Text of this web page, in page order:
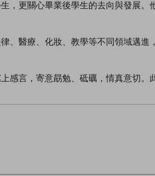
，更關心畢業後學生的去向與發展。
、醫療、化妝、教學等不同領域邁進
感言，寄意勗勉、砥礪，情真意切